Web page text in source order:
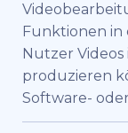
Funktionen in
Nutzer
produzieren
Software-